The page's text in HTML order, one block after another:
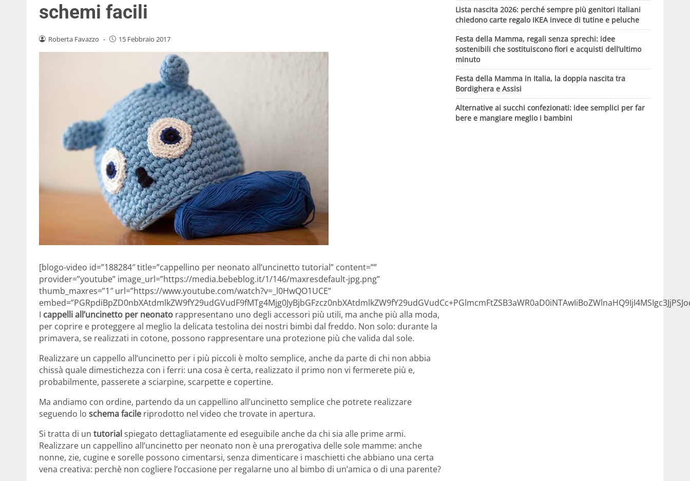
schemi facili
Roberta Favazzo - 15 Febbraio 2017
[blogo-video id=”188284″ title=”cappellino per neonato all’uncinetto tutorial” content=””
provider=”youtube” image_url=”https://media.bebeblog.it/1/146/maxresdefault-jpg.png”
thumb_maxres=”1″ url=”https://www.youtube.com/watch?v=_l0HwQO1UCE”
I cappelli all’uncinetto per neonato rappresentano uno degli accessori più utili, ma anche più alla moda,
per coprire e proteggere al meglio la delicata testolina dei nostri bimbi dal freddo. Non solo: durante la
primavera, se realizzati in cotone, possono rappresentare una protezione più che valida dal sole.
Realizzare un cappello all’uncinetto per i più piccoli è molto semplice, anche da parte di chi non abbia
chissà quale dimestichezza con i ferri: una cosa è certa, realizzato il primo non vi fermerete più e,
probabilmente, passerete a sciarpine, scarpette e copertine.
Ma andiamo con ordine, partendo da un cappellino all’uncinetto semplice che potrete realizzare
seguendo lo schema facile riprodotto nel video che trovate in apertura.
Si tratta di un tutorial spiegato dettagliatamente ed eseguibile anche da chi sia alle prime armi.
Realizzare un cappellino all’uncinetto per neonato non è una prerogativa delle sole mamme: anche
nonne, zie, cugine e sorelle possono cimentarsi, senza dimenticare i maschietti che abbiano una certa
vena creativa: perchè non cogliere l’occasione per regalarne uno al bimbo di un’amica o di una parente?
Lista nascita 2026: perché sempre più genitori italiani
chiedono carte regalo IKEA invece di tutine e peluche
Festa della Mamma, regali senza sprechi: idee
sostenibili che sostituiscono fiori e acquisti dell’ultimo
minuto
Festa della Mamma in Italia, la doppia nascita tra
Bordighera e Assisi
Alternative ai succhi confezionati: idee semplici per far
bere e mangiare meglio i bambini